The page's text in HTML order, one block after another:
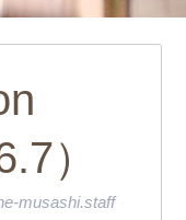
）
musashi.staff